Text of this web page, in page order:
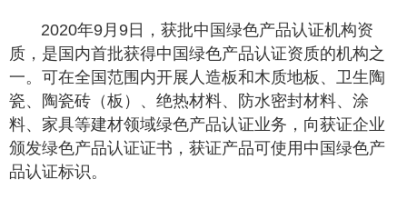
2020年9月9日，获批中国绿色产品认证机构资
质，是国内首批获得中国绿色产品认证资质的机构之
一。 可在全国范围内开展人造板和木质地板、卫生陶
瓷、陶瓷砖（板）、绝热材料、防水密封材料、涂
料、 家具等建材领域绿色产品认证业务，向获证企业
颁发绿色产品认证证书，获证产品可使用中国绿色产
品认证标识。